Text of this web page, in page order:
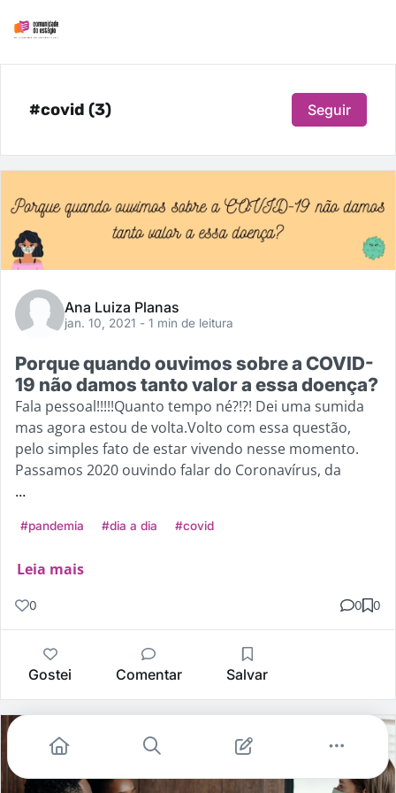
#covid (3) Seguir
Ana Luiza Planas
jan. 10, 2021 - 1 min de leitura
Porque quando ouvimos sobre a COVID-
19 não damos tanto valor a essa doença?
Fala pessoal!!!!!Quanto tempo né?!?! Dei uma sumida
mas agora estou de volta.Volto com essa questão,
pelo simples fato de estar vivendo nesse momento.
Passamos 2020 ouvindo falar do Coronavírus, da
...
#pandemia #dia a dia #covid
Leia mais
0 0 0
Gostei Comentar Salvar